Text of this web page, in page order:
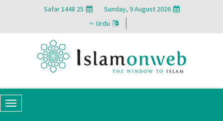
Sunday, 9 August 2026
25 Safar 1448
Urdu
T